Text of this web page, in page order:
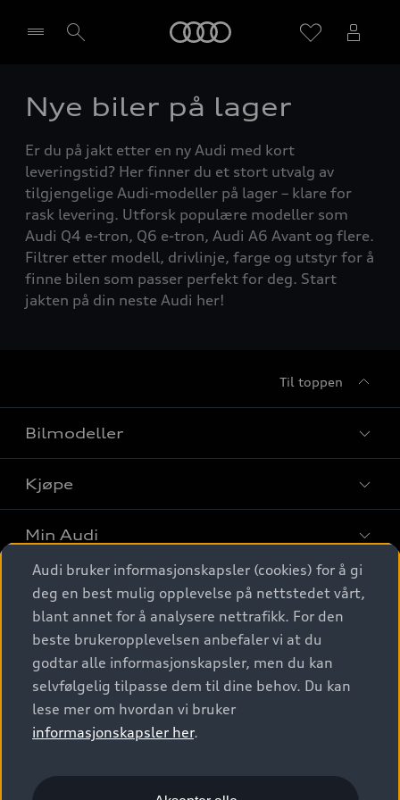
Velg forhandler
Nye biler på lager
Er du på jakt etter en ny Audi med kort
leveringstid? Her finner du et stort utvalg av
tilgjengelige Audi-modeller på lager – klare for
rask levering. Utforsk populære modeller som
Audi Q4 e-tron, Q6 e-tron, Audi A6 Avant og flere.
Filtrer etter modell, drivlinje, farge og utstyr for å
finne bilen som passer perfekt for deg. Start
jakten på din neste Audi her!
Til toppen
Bilmodeller
Finn din Audi
Sammenlign bilmodeller
Elbiler
SUV
Stasjonsvogn
Sportback
S/RS
Konseptbiler og prototyper
Kjøpe
Kjøpshjelp
Biler på lager
Finn forhandler
Bestill prøvekjøring
Kontakt forhandler
Bilgarantier
Min Audi
Behold nybilfølelsen
Audi Originalt tilbehør
Verkstedtjenester
Digitale tjenester
Audi digitale tjenester
Audi connect
Functions on demand
Kom i gang med myAudi
Audi Norge
Kundeservice
Audi Driving Experience
© 2026 AUDI NORGE. All Rights Reserved.
Audi bruker informasjonskapsler (cookies) for å gi
deg en best mulig opplevelse på nettstedet vårt,
blant annet for å analysere nettrafikk. For den
beste brukeropplevelsen anbefaler vi at du
godtar alle informasjonskapsler, men du kan
selvfølgelig tilpasse dem til dine behov. Du kan
lese mer om hvordan vi bruker
informasjonskapsler her.